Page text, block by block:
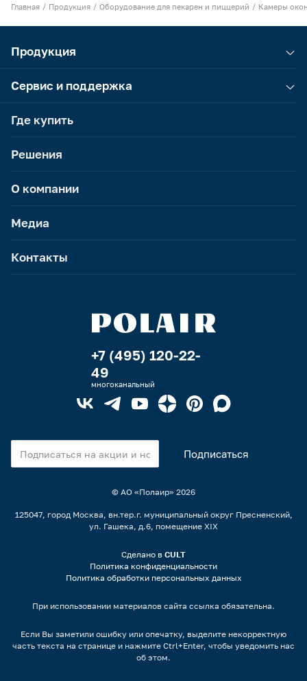
Главная Продукция Оборудование для пекарен и пиццерий Камеры
Продукция
Сервис и поддержка
Где купить
Решения
О компании
Медиа
Контакты
+7 (495) 120-22-
49
многоканальный
© АО «Полаир» 2026
125047, город Москва, вн.тер.г. муниципальный округ Пресненский,
ул. Гашека, д.6, помещение XIX
Сделано в CULT
Политика конфиденциальности
Политика обработки персональных данных
При использовании материалов сайта ссылка обязательна.
Если Вы заметили ошибку или опечатку, выделите некорректную
часть текста на странице и нажмите Ctrl+Enter, чтобы уведомить нас
об этом.